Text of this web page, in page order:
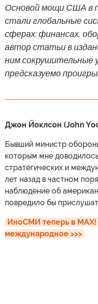
Основой мощи США в
стали глобальные
сферах: финансах,
автор статьи в
ним сокрушительные
предсказуемо
Джон Йоклсон (John
Бывший министр
которым мне
стратегических и
лет назад в частном
наблюдение об
повредило бы
ИноСМИ теперь в
международное >>>